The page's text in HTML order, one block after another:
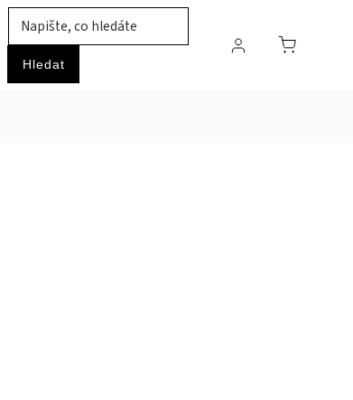
Hledat
ZVÍŘATA PRŮMYSLOVÉ ZBOŽÍ HOBBY